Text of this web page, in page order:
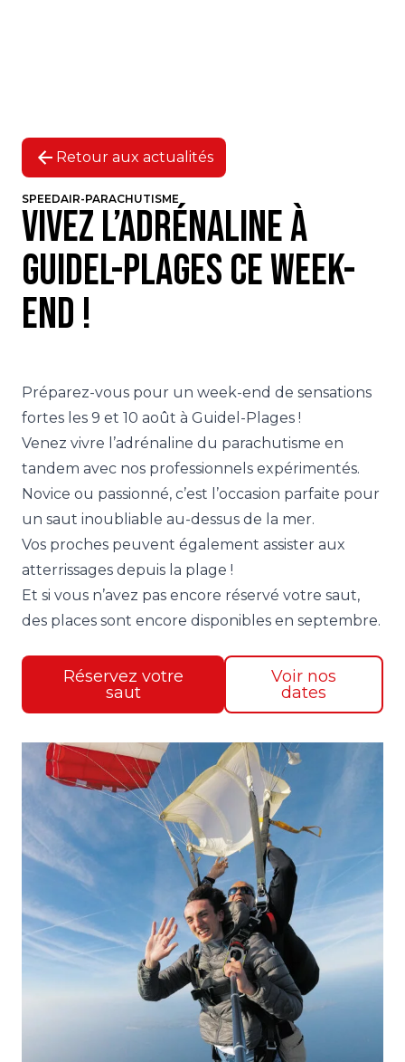
Retour aux actualités
SPEEDAIR-PARACHUTISME
Vivez l’adrénaline à
Guidel-Plages ce week-
end !
Préparez-vous pour un week-end de sensations
fortes les 9 et 10 août à Guidel-Plages !
Venez vivre l’adrénaline du parachutisme en
tandem avec nos professionnels expérimentés.
Novice ou passionné, c’est l’occasion parfaite pour
un saut inoubliable au-dessus de la mer.
Vos proches peuvent également assister aux
atterrissages depuis la plage !
Et si vous n’avez pas encore réservé votre saut,
des places sont encore disponibles en septembre.
Réservez votre
saut
Voir nos
dates